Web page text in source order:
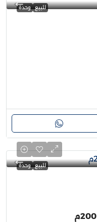
للبيع وحدة
للبيع وحدة